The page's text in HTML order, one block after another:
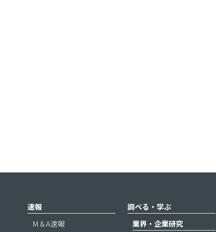
速報
M＆A速報
調べる・学ぶ
業界・企業研究